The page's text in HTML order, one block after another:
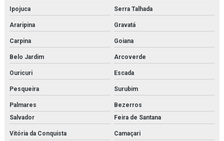
Peco facet
Placa de trocador de calor
Power solution danfoss
Pressostato kp
Pressostato kps
Pressostato mbc
Pressostato rt
Ipojuca Serra Talhada
Araripina Gravatá
Carpina Goiana
Belo Jardim Arcoverde
Ouricuri Escada
Pesqueira Surubim
Palmares
Bezerros
Salvador
Feira de Santana
Vitória da Conquista Camaçari